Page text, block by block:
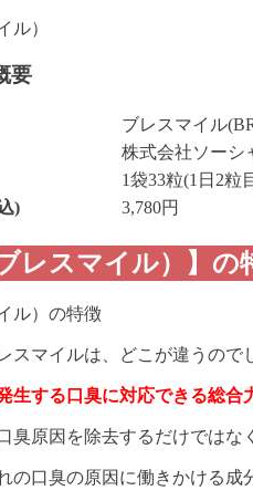
要
ブレスマイル
株式会社ソーシ
1袋33粒(1日2粒
)
3,780円
レスマイル）】の
スマイルは、どこが違うので
生する口臭に対応できる総合
臭原因を除去するだけでは
の口臭の原因に働きかける